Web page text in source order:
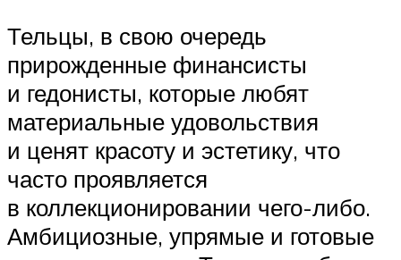
Тельцы, в свою очередь
прирожденные финансисты
и гедонисты, которые любят
материальные удовольствия
и ценят красоту и эстетику, что
часто проявляется
в коллекционировании чего-либо.
Амбициозные, упрямые и готовые